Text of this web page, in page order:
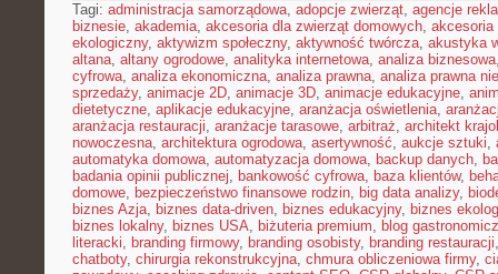
Tagi: administracja samorządowa, adopcje zwierząt, agencje
biznesie, akademia, akcesoria dla zwierząt domowych, akcesoria
ekologiczny, aktywizm społeczny, aktywność twórcza, akustyka
altana, altany ogrodowe, analityka internetowa, analiza biznesowa
cyfrowa, analiza ekonomiczna, analiza prawna, analiza prawna
sprzedaży, animacje 2D, animacje 3D, animacje edukacyjne,
dietetyczne, aplikacje edukacyjne, aranżacja oświetlenia,
aranżacja restauracji, aranżacje tarasowe, arbitraż, architekt
nowoczesna, architektura ogrodowa, asertywność, aukcje sztuki,
automatyka domowa, automatyzacja domowa, backup danych,
badania opinii publicznej, bankowość cyfrowa, baza klientów,
domowe, bezpieczeństwo finansowe rodzin, big data analizy,
biznes Azja, biznes data-driven, biznes edukacyjny, biznes
biznes lokalny, biznes USA, biżuteria premium, blog
literacki, branding firmowy, branding osobisty, branding restauracji
chatboty, chirurgia rekonstrukcyjna, chmura obliczeniowa firmy,